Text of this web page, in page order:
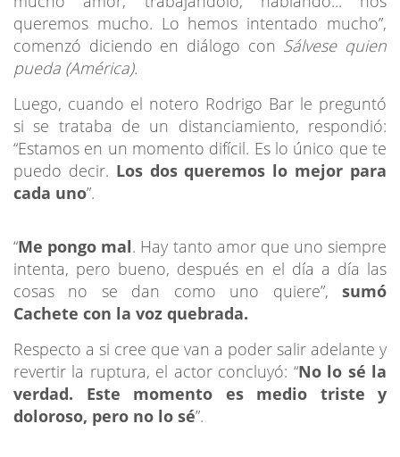
queremos mucho. Lo hemos intentado mucho”,
comenzó diciendo en diálogo con Sálvese quien
pueda (América).
Luego, cuando el notero Rodrigo Bar le preguntó
si se trataba de un distanciamiento, respondió:
“Estamos en un momento difícil. Es lo único que te
puedo decir. Los dos queremos lo mejor para
cada uno”.
“Me pongo mal. Hay tanto amor que uno siempre
intenta, pero bueno, después en el día a día las
cosas no se dan como uno quiere”, sumó
Cachete con la voz quebrada.
Respecto a si cree que van a poder salir adelante y
revertir la ruptura, el actor concluyó: “No lo sé la
verdad. Este momento es medio triste y
doloroso, pero no lo sé”.